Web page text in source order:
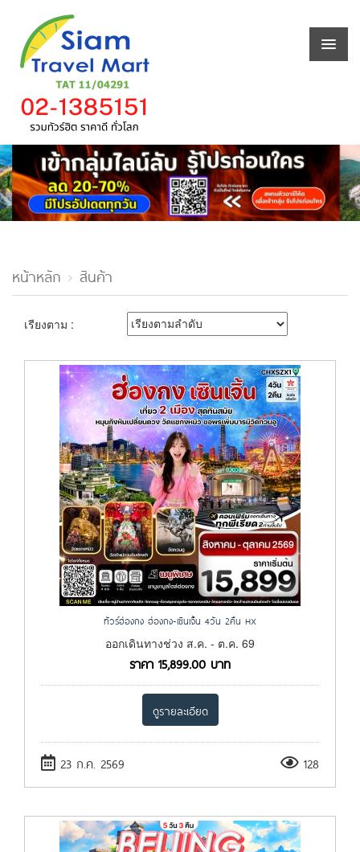
หน้าหลัก สินค้า
เรียงตาม :
ทัวร์ฮ่องกง ฮ่องกง-เซินเจิ้น 4วัน 2คืน HX
ออกเดินทางช่วง ส.ค. - ต.ค. 69
ราคา 15,899.00 บาท
ดูรายละเอียด
23 ก.ค. 2569 128